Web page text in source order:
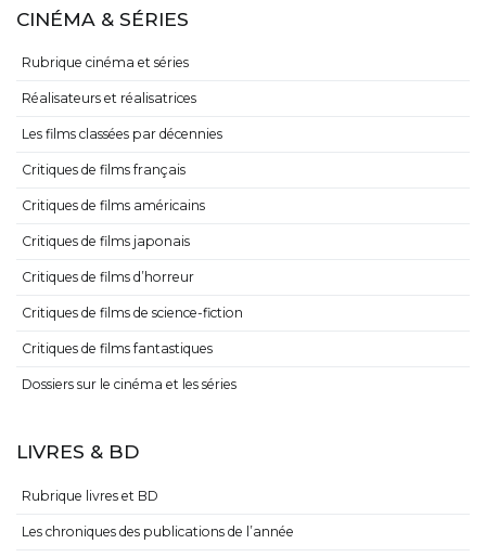
CINÉMA & SÉRIES
Rubrique cinéma et séries
Réalisateurs et réalisatrices
Les films classées par décennies
Critiques de films français
Critiques de films américains
Critiques de films japonais
Critiques de films d’horreur
Critiques de films de science-fiction
Critiques de films fantastiques
Dossiers sur le cinéma et les séries
LIVRES & BD
Rubrique livres et BD
Les chroniques des publications de l’année